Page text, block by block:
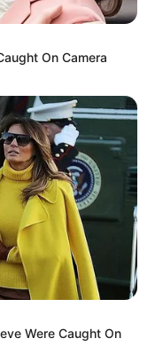
On Camera
Were Caught On